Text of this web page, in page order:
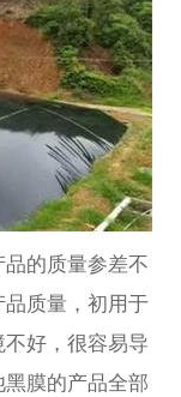
的质量参差不
质量，初用于
好，很容易导
膜的产品全部